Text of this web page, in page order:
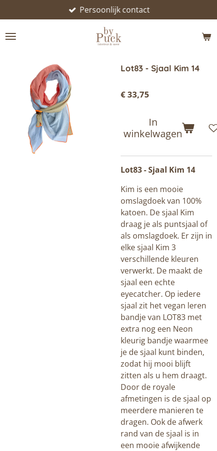
direct
naar
Persoonlijk contact
Lot83 - Sjaal Kim 14
€ 33,75
In
winkelwagen
Lot83 - Sjaal Kim 14
Kim is een mooie
omslagdoek van 100%
katoen. De sjaal Kim
draag je als puntsjaal of
als omslagdoek. Er zijn in
elke sjaal Kim 3
verschillende kleuren
verwerkt. De maakt de
sjaal een echte
eyecatcher. Op iedere
sjaal zit het vegan leren
bandje van LOT83 met
extra nog een Neon
kleurig bandje waarmee
je de sjaal kunt binden,
zodat hij mooi blijft
zitten als u hem draagt.
Door de royale
afmetingen is de sjaal op
meerdere manieren te
dragen. Ook de afwerk
rand van de sjaal is in
een mooie afwijkende